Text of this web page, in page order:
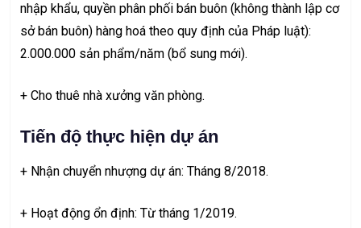
nhập khẩu, quyền phân phối bán buôn (không thành lập cơ
sở bán buôn) hàng hoá theo quy định của Pháp luật):
2.000.000 sản phẩm/năm (bổ sung mới).
+ Cho thuê nhà xưởng văn phòng.
Tiến độ thực hiện dự án
+ Nhận chuyển nhượng dự án: Tháng 8/2018.
+ Hoạt động ổn định: Từ tháng 1/2019.